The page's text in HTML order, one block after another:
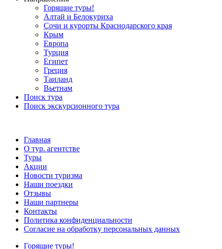
Горящие туры!
Алтай и Белокуриха
Сочи и курорты Краснодарского края
Крым
Европа
Турция
Египет
Греция
Таиланд
Вьетнам
Поиск тура
Поиск экскурсионного тура
Главная
О тур. агентстве
Туры
Акции
Новости туризма
Наши поездки
Отзывы
Наши партнеры
Контакты
Политика конфиденциальности
Согласие на обработку персональных данных
Горящие туры!